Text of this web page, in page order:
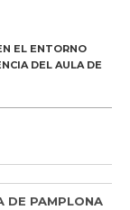
EL ENTORNO
DEL AULA DE
DE PAMPLONA